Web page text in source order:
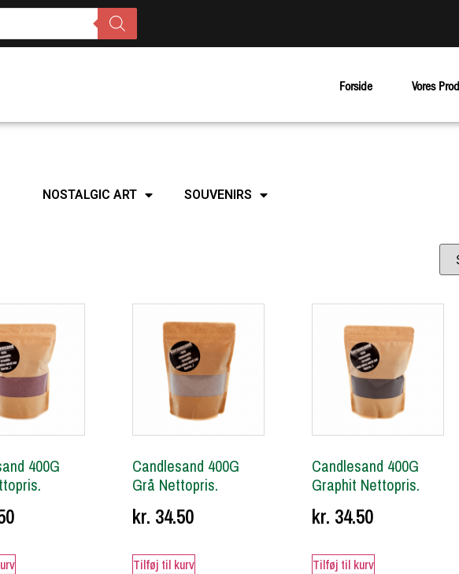
Forside Vores
NOSTALGIC ART SOUVENIRS
400G
Candlesand 400G
Grå Nettopris.
kr. 34.50
Tilføj til kurv
Candlesand 400G
Graphit Nettopris.
kr. 34.50
Tilføj til kurv